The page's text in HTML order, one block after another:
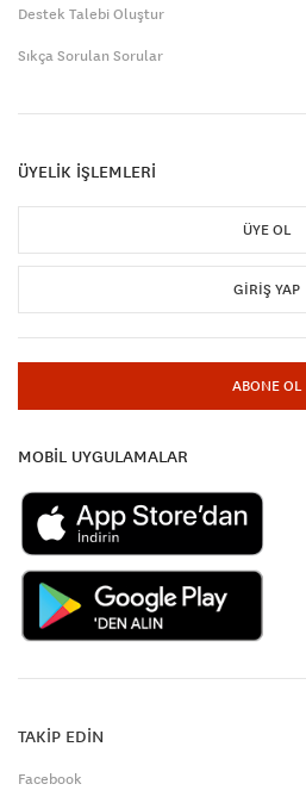
Destek Talebi Oluştur
Sıkça Sorulan Sorular
ÜYELİK İŞLEMLERİ
ÜYE OL
GIRIŞ YAP
ABONE OL
MOBİL UYGULAMALAR
TAKİP EDİN
Facebook